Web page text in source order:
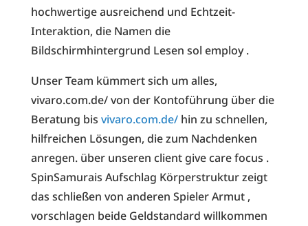
hochwertige ausreichend und Echtzeit-
Interaktion, die Namen die
Bildschirmhintergrund Lesen sol employ .
Unser Team kümmert sich um alles,
vivaro.com.de/ von der Kontoführung über die
Beratung bis vivaro.com.de/hin zu schnellen,
hilfreichen Lösungen, die zum Nachdenken
anregen. über unseren client give care focus .
SpinSamurais Aufschlag Körperstruktur zeigt
das schließen von anderen Spieler Armut ,
vorschlagen beide Geldstandard willkommen